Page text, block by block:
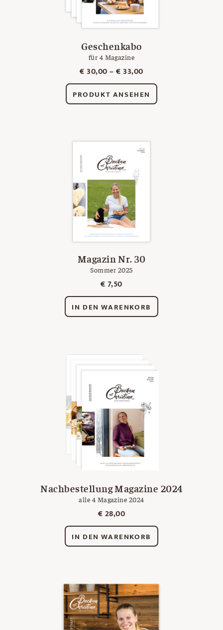
Geschenkabo
für 4 Magazine
€30,00–€33,00
PRODUKT ANSEHEN
Magazin Nr. 30
Sommer 2025
€7,50
IN DEN WARENKORB
Nachbestellung Magazine 2024
alle 4 Magazine 2024
€28,00
IN DEN WARENKORB